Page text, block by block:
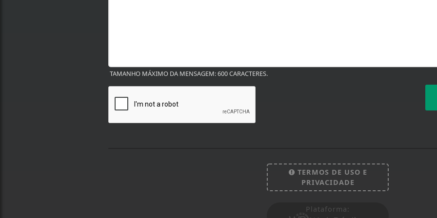
TAMANHO MÁXIMO DA MENSAGEM: 600 CARACTERES.
TERMOS DE USO E
PRIVACIDADE
Plataforma: